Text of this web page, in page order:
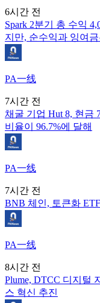
6시간 전
Spark 2분기 총 수익
지만, 순수익과 잉여
PA一线
7시간 전
채굴 기업 Hut 8, 현금
비율이 96.7%에 달해
PA一线
7시간 전
BNB 체인, 토큰화
PA一线
8시간 전
Plume, DTCC 디지털
스 혁신 추진